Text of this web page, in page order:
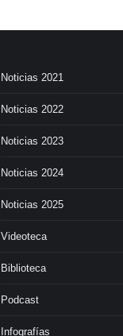
Noticias 2021
Noticias 2022
Noticias 2023
Noticias 2024
Noticias 2025
Videoteca
Biblioteca
Podcast
Infografías